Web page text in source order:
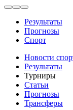
Результаты
Прогнозы
Спорт
Новости
Результаты
Турниры
Статьи
Прогнозы
Трансферы